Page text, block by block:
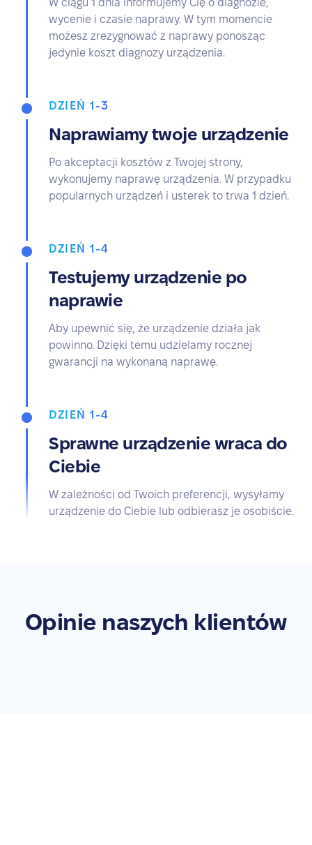
W ciągu 1 dnia informujemy Cię o diagnozie,
wycenie i czasie naprawy. W tym momencie
możesz zrezygnować z naprawy ponosząc
jedynie koszt diagnozy urządzenia.
DZIEŃ 1-3
Naprawiamy twoje urządzenie
Po akceptacji kosztów z Twojej strony,
wykonujemy naprawę urządzenia. W przypadku
popularnych urządzeń i usterek to trwa 1 dzień.
DZIEŃ 1-4
Testujemy urządzenie po
naprawie
Aby upewnić się, że urządzenie działa jak
powinno. Dzięki temu udzielamy rocznej
gwarancji na wykonaną naprawę.
DZIEŃ 1-4
Sprawne urządzenie wraca do
Ciebie
W zależności od Twoich preferencji, wysyłamy
urządzenie do Ciebie lub odbierasz je osobiście.
Opinie naszych klientów